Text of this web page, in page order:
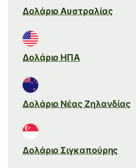
Δολάριο Αυστραλίας
Δολάριο ΗΠΑ
Δολάριο Νέας Ζηλανδίας
Δολάριο Σιγκαπούρης